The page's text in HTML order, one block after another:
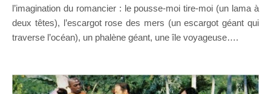
l’imagination du romancier : le pousse-moi tire-moi (un lama à
deux têtes), l’escargot rose des mers (un escargot géant qui
traverse l’océan), un phalène géant, une île voyageuse….